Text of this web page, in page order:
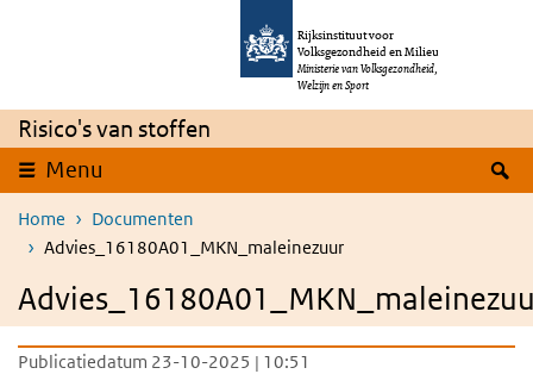
Overslaan en naar de inhoud gaan
Rijksinstituut voor
Volksgezondheid en Milieu
Ministerie van Volksgezondheid,
Welzijn en Sport
Risico's van stoffen
Menu
Home
Documenten
Advies_16180A01_MKN_maleinezuur
Publicatiedatum 23-10-2025 | 10:51